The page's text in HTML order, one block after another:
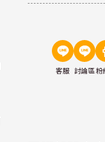
客服 討論區粉